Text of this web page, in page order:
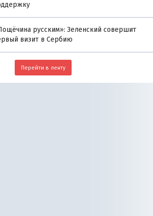
русским»: Зеленский совершит
визит в Сербию
Перейти в ленту